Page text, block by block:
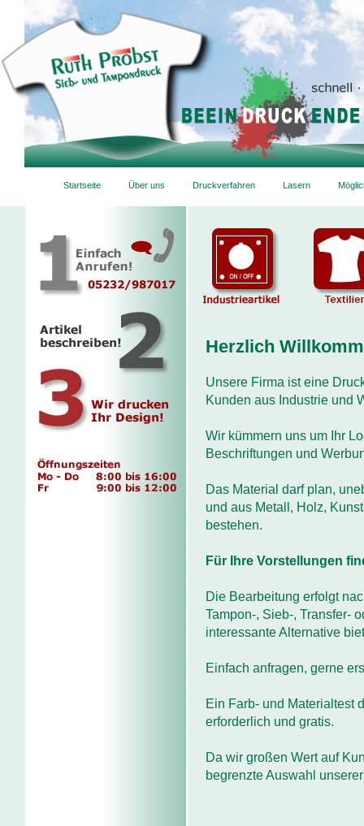
Startseite Über uns Druckverfahren Lasern
Herzlich
Unsere Firma ist eine
Kunden aus Industrie und
Wir kümmern uns um Ihr
Beschriftungen und
Das Material darf plan,
und aus Metall, Holz,
bestehen.
Für Ihre Vorstellungen
Die Bearbeitung erfolgt
Tampon-, Sieb-, Transfer-
interessante Alternative
Einfach anfragen, gerne
Ein Farb- und Materialtest
erforderlich und gratis.
Da wir großen Wert auf
begrenzte Auswahl